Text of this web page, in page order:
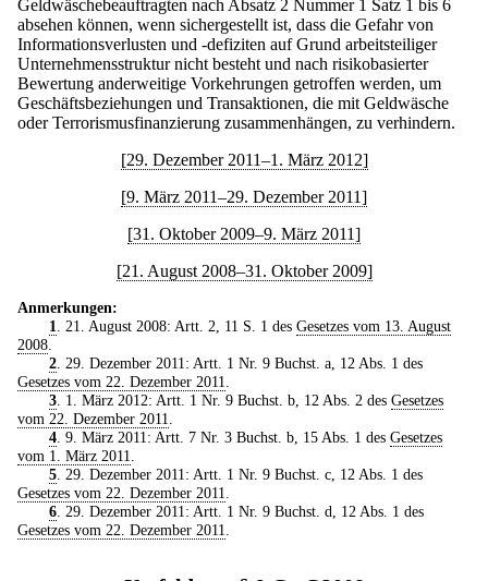
Geldwäschebeauftragten nach Absatz 2 Nummer 1 Satz 1 bis 6
absehen können, wenn sichergestellt ist, dass die Gefahr von
Informationsverlusten und -defiziten auf Grund arbeitsteiliger
Unternehmensstruktur nicht besteht und nach risikobasierter
Bewertung anderweitige Vorkehrungen getroffen werden, um
Geschäftsbeziehungen und Transaktionen, die mit Geldwäsche
oder Terrorismusfinanzierung zusammenhängen, zu verhindern.
[29. Dezember 2011–1. März 2012]
[9. März 2011–29. Dezember 2011]
[31. Oktober 2009–9. März 2011]
[21. August 2008–31. Oktober 2009]
Anmerkungen:
1
. 21. August 2008: Artt. 2, 11 S. 1 des Gesetzes vom 13. August
2008
2. 29. Dezember 2011: Artt. 1 Nr. 9 Buchst. a, 12 Abs. 1 des
Gesetzes vom 22. Dezember 2011
3. 1. März 2012: Artt. 1 Nr. 9 Buchst. b, 12 Abs. 2 des Gesetzes
vom 22. Dezember 2011
4. 9. März 2011: Artt. 7 Nr. 3 Buchst. b, 15 Abs. 1 des Gesetzes
vom 1. März 2011
5. 29. Dezember 2011: Artt. 1 Nr. 9 Buchst. c, 12 Abs. 1 des
Gesetzes vom 22. Dezember 2011
6. 29. Dezember 2011: Artt. 1 Nr. 9 Buchst. d, 12 Abs. 1 des
Gesetzes vom 22. Dezember 2011